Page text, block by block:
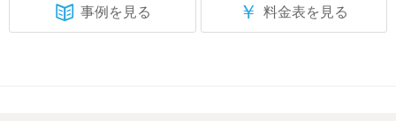
事例を見る ￥ 料金表を見る